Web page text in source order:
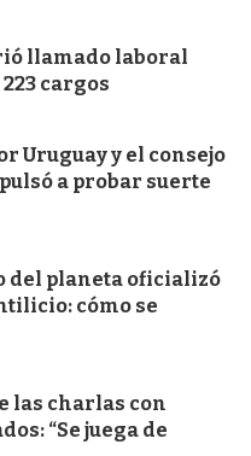
llamado laboral
cargos
Uruguay y el consejo
a probar suerte
del planeta oficializó
cómo se
las charlas con
“Se juega de